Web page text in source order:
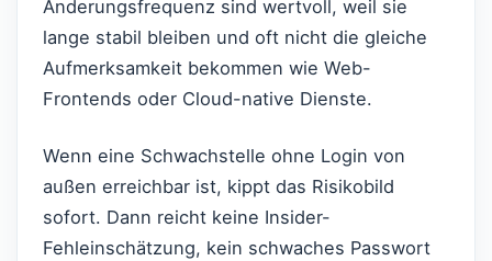
Änderungsfrequenz sind wertvoll, weil sie
lange stabil bleiben und oft nicht die gleiche
Aufmerksamkeit bekommen wie Web-
Frontends oder Cloud-native Dienste.
Wenn eine Schwachstelle ohne Login von
außen erreichbar ist, kippt das Risikobild
sofort. Dann reicht keine Insider-
Fehleinschätzung, kein schwaches Passwort